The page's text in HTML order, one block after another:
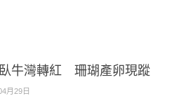
牛灣轉紅 珊瑚產卵現蹤
月29日